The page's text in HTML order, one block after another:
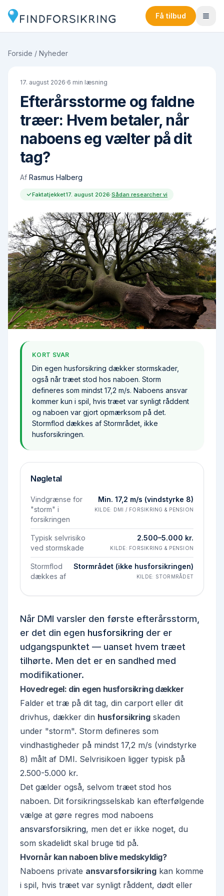
Få tilbud
Forside / Nyheder
17. august 2026·6 min læsning
Efterårsstorme og faldne
træer: Hvem betaler, når
naboens eg vælter på dit
tag?
Af Rasmus Halberg
Faktatjekket17. august 2026·Sådan researcher vi
KORT SVAR
Din egen husforsikring dækker stormskader,
også når træet stod hos naboen. Storm
defineres som mindst 17,2 m/s. Naboens ansvar
kommer kun i spil, hvis træet var synligt råddent
og naboen var gjort opmærksom på det.
Stormflod dækkes af Stormrådet, ikke
husforsikringen.
Nøgletal
Vindgrænse for
"storm" i
forsikringen
Min. 17,2 m/s (vindstyrke 8)
KILDE: DMI / FORSIKRING & PENSION
Typisk selvrisiko
ved stormskade
2.500–5.000 kr.
KILDE: FORSIKRING & PENSION
Stormflod
dækkes af
Stormrådet (ikke husforsikringen)
KILDE: STORMRÅDET
Når DMI varsler den første efterårsstorm,
er det din egen husforsikring der er
udgangspunktet — uanset hvem træet
tilhørte. Men det er en sandhed med
modifikationer.
Hovedregel: din egen husforsikring dækker
Falder et træ på dit tag, din carport eller dit
drivhus, dækker din husforsikring skaden
under "storm". Storm defineres som
vindhastigheder på mindst 17,2 m/s (vindstyrke
8) målt af DMI. Selvrisikoen ligger typisk på
2.500-5.000 kr.
Det gælder også, selvom træet stod hos
naboen. Dit forsikringsselskab kan efterfølgende
vælge at gøre regres mod naboens
ansvarsforsikring, men det er ikke noget, du
som skadelidt skal bruge tid på.
Hvornår kan naboen blive medskyldig?
Naboens private ansvarsforsikring kan komme
i spil, hvis træet var synligt råddent, dødt eller